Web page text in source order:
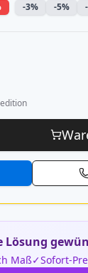
-3% -5%
Lösung
Maß Sofort-